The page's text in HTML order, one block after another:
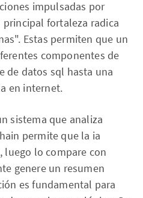
impulsadas por
fortaleza radica
Estas permiten que un
componentes de
de datos sql hasta una
en internet.
sistema que analiza
permite que la ia
luego lo compare con
genere un resumen
es fundamental para